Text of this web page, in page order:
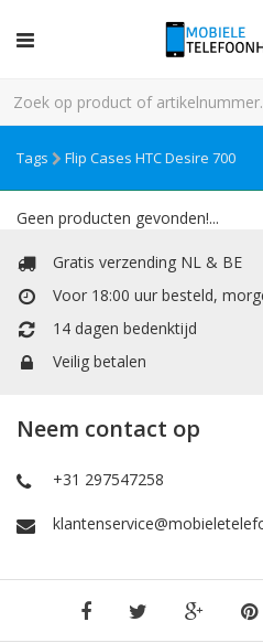
Tags Flip Cases HTC Desire 700
Geen producten gevonden!...
Gratis verzending NL & BE
Voor 18:00 uur besteld,
14 dagen bedenktijd
Veilig betalen
Neem contact op
+31 297547258